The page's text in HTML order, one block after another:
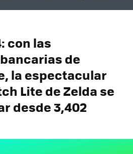
con las
de
la espectacular
Lite de Zelda se
desde 3,402